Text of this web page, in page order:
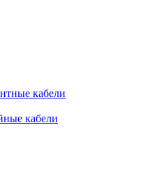
кабели
кабели